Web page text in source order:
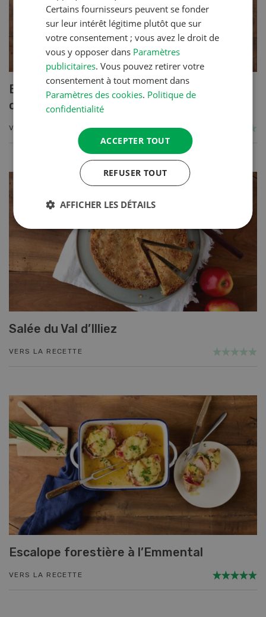
Blancs de poulet sauce épinards à la
crème
VERS LA RECETTE
Salée du Val d’Illiez
VERS LA RECETTE
Escalope forestière à l’Emmental
VERS LA RECETTE
Certains fournisseurs peuvent se fonder
sur leur intérêt légitime plutôt que sur
votre consentement ; vous avez le droit de
vous y opposer dans Paramètres
publicitaires. Vous pouvez retirer votre
consentement à tout moment dans
Paramètres des cookies. Politique de
confidentialité
ACCEPTER TOUT
REFUSER TOUT
AFFICHER LES DÉTAILS